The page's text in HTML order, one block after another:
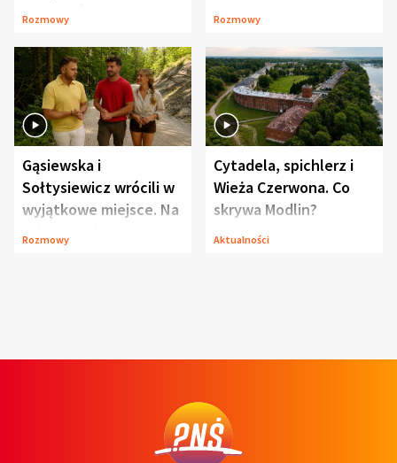
uwierzyć, co przeszła
Rozmowy
swoje niezwykłe
Rozmowy
Gąsiewska i
Sołtysiewicz wrócili w
wyjątkowe miejsce. Na
szlaku czekał
Rozmowy
Cytadela, spichlerz i
Wieża Czerwona. Co
skrywa Modlin?
Aktualności